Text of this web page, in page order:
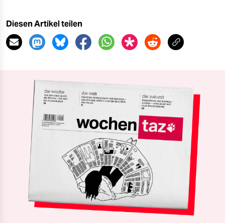
Diesen Artikel teilen